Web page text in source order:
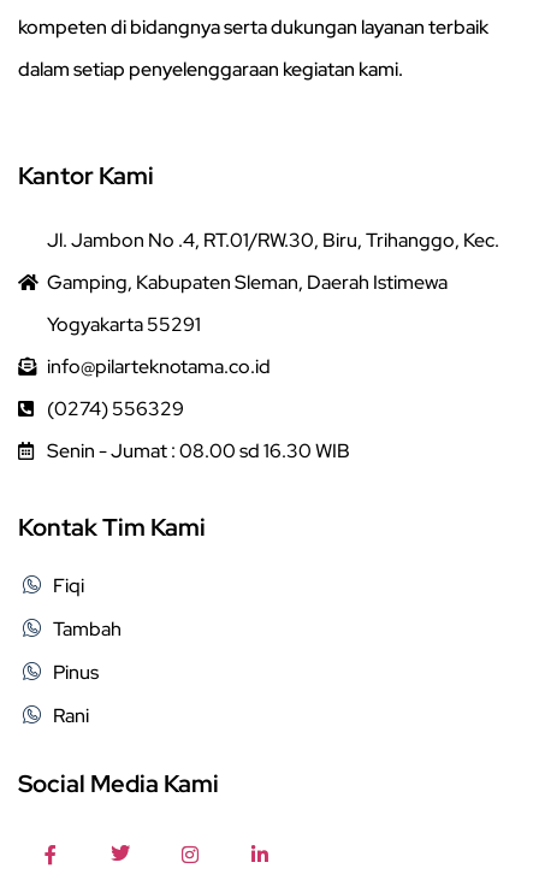
kompeten di bidangnya serta dukungan layanan terbaik
dalam setiap penyelenggaraan kegiatan kami.
Kantor Kami
Jl. Jambon No .4, RT.01/RW.30, Biru, Trihanggo, Kec.
Gamping, Kabupaten Sleman, Daerah Istimewa
Yogyakarta 55291
info@pilarteknotama.co.id
(0274) 556329
Senin - Jumat : 08.00 sd 16.30 WIB
Kontak Tim Kami
Fiqi
Tambah
Pinus
Rani
Social Media Kami